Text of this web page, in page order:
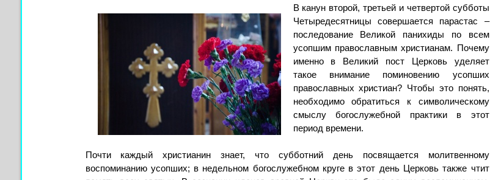
В канун второй, третьей и четвертой субботы
Четыредесятницы совершается парастас –
последование Великой панихиды по всем
усопшим православным христианам. Почему
именно в Великий пост Церковь уделяет
такое внимание поминовению усопших
православных христиан? Чтобы это понять,
необходимо обратиться к символическому
смыслу богослужебной практики в этот
период времени.
Почти каждый христианин знает, что субботний день посвящается молитвенному
воспоминанию усопших; в недельном богослужебном круге в этот день Церковь также чтит